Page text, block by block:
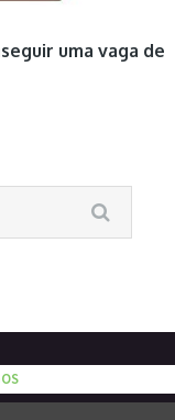
uma vaga de